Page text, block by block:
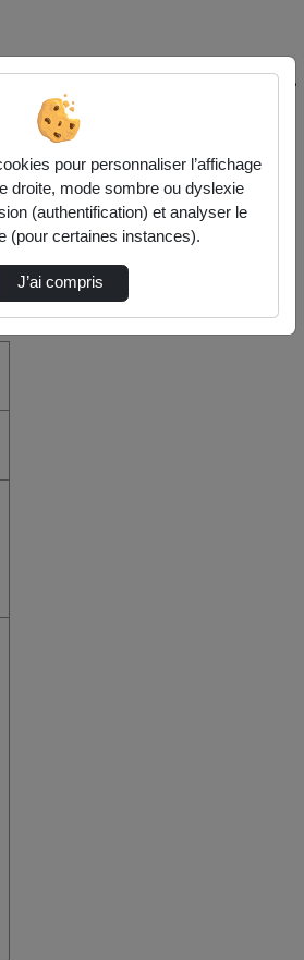
de l'université Paris
média sur Médiathèque de l'université
pour personnaliser l’affichage
droite, mode sombre ou dyslexie
(authentification) et analyser le
(pour certaines instances).
J’ai compris